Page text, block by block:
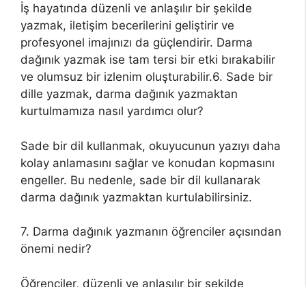
İş hayatında düzenli ve anlaşılır bir şekilde
yazmak, iletişim becerilerini geliştirir ve
profesyonel imajınızı da güçlendirir. Darma
dağınık yazmak ise tam tersi bir etki bırakabilir
ve olumsuz bir izlenim oluşturabilir.6. Sade bir
dille yazmak, darma dağınık yazmaktan
kurtulmamıza nasıl yardımcı olur?
Sade bir dil kullanmak, okuyucunun yazıyı daha
kolay anlamasını sağlar ve konudan kopmasını
engeller. Bu nedenle, sade bir dil kullanarak
darma dağınık yazmaktan kurtulabilirsiniz.
7. Darma dağınık yazmanın öğrenciler açısından
önemi nedir?
Öğrenciler, düzenli ve anlaşılır bir şekilde